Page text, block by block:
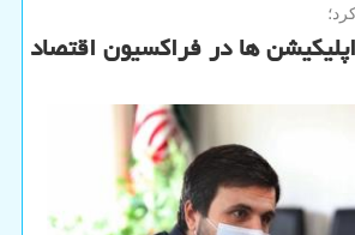
ها در فراکسیون اقتصاد